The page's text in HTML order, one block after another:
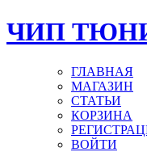
ЧИП
ГЛАВНАЯ
МАГАЗИН
СТАТЬИ
КОРЗИНА
ВОЙТИ